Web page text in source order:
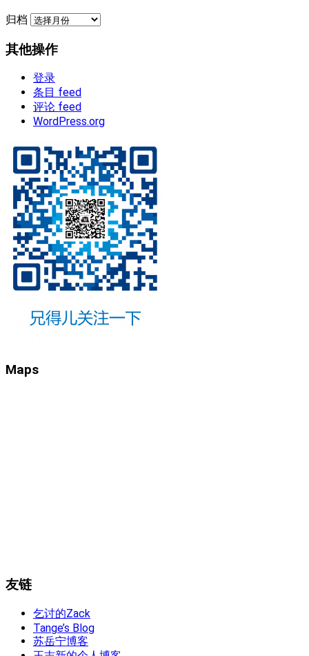
归档
其他操作
登录
条目 feed
评论 feed
WordPress.org
Maps
友链
乞讨的Zack
Tange’s Blog
苏岳宁博客